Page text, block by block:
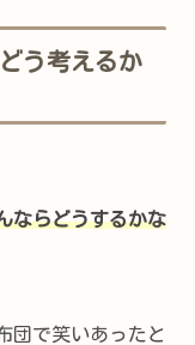
う考えるか
ならどうするかな
団で笑いあったと